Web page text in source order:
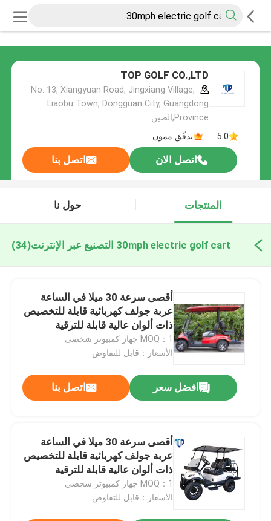
TOP GOLF CO.,LTD
No. 13, Xiangyuan Road, Jingxiang Village,
Liaobu Town, Dongguan City, Guangdong
Province,الصين
5.0
يدقّق ممون
اتصل الان اتصل بنا
المنتجات حول نا
30mph electric golf cart التصنيع عبر الإنترنت (34)
أقصى سرعة 30 ميلا في الساعة
عربة جولف كهربائية قابلة للتخصيص
ذات ألوان عالية قابلة للترقية
MOQ：1 جهاز كمبيوتر شخصى
الأسعار：قابل للتفاوض
افضل سعر اتصل بنا
أقصى سرعة 30 ميلا في الساعة
عربة جولف كهربائية قابلة للتخصيص
ذات ألوان عالية قابلة للترقية
MOQ：1 جهاز كمبيوتر شخصى
الأسعار：قابل للتفاوض